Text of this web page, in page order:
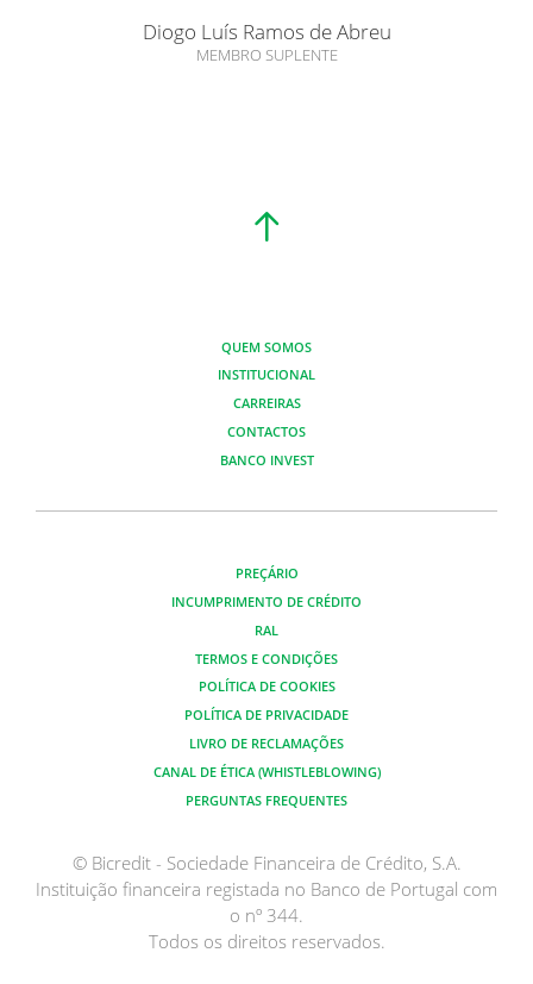
Diogo Luís Ramos de Abreu
MEMBRO SUPLENTE
QUEM SOMOS
INSTITUCIONAL
CARREIRAS
CONTACTOS
BANCO INVEST
PREÇÁRIO
INCUMPRIMENTO DE CRÉDITO
RAL
TERMOS E CONDIÇÕES
POLÍTICA DE COOKIES
POLÍTICA DE PRIVACIDADE
LIVRO DE RECLAMAÇÕES
CANAL DE ÉTICA (WHISTLEBLOWING)
PERGUNTAS FREQUENTES
© Bicredit - Sociedade Financeira de Crédito, S.A.
Instituição financeira registada no Banco de Portugal com
o nº 344.
Todos os direitos reservados.